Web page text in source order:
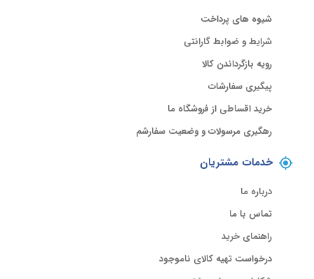
شیوه های پرداخت
شرایط و ضوابط گارانتی
رویه بازگرداندن کالا
پیگیری سفارشات
خرید اقساطی از فروشگاه ما
رهگیری مرسولات و وضعیت سفارشم
خدمات مشتریان
درباره ما
تماس با ما
راهنمای خرید
درخواست تهیه کالای ناموجود